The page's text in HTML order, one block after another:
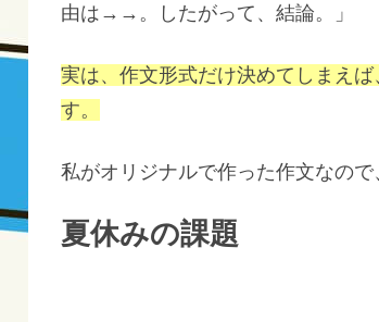
由は→→。したがって、結論。」
実は、作文形式だけ決めてしまえ
す。
私がオリジナルで作った作文なの
夏休みの課題